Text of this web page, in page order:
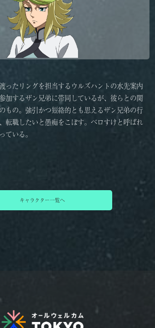
ったリングを担当するウルズハントの水先案内
加するザン兄弟に帯同しているが、彼らとの関
もの。強引かつ短絡的とも思えるザン兄弟の行
転職したいと愚痴をこぼす。ベロすけと呼ばれ
ている。
キャラクター一覧へ